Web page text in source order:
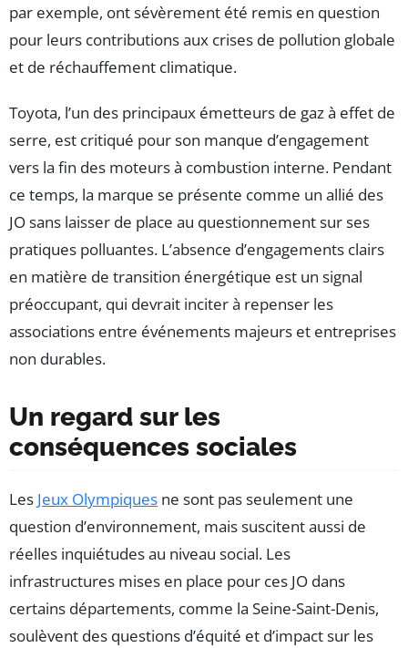
par exemple, ont sévèrement été remis en question
pour leurs contributions aux crises de pollution globale
et de réchauffement climatique.
Toyota, l’un des principaux émetteurs de gaz à effet de
serre, est critiqué pour son manque d’engagement
vers la fin des moteurs à combustion interne. Pendant
ce temps, la marque se présente comme un allié des
JO sans laisser de place au questionnement sur ses
pratiques polluantes. L’absence d’engagements clairs
en matière de transition énergétique est un signal
préoccupant, qui devrait inciter à repenser les
associations entre événements majeurs et entreprises
non durables.
Un regard sur les
conséquences sociales
Les Jeux Olympiques ne sont pas seulement une
question d’environnement, mais suscitent aussi de
réelles inquiétudes au niveau social. Les
infrastructures mises en place pour ces JO dans
certains départements, comme la Seine-Saint-Denis,
soulèvent des questions d’équité et d’impact sur les